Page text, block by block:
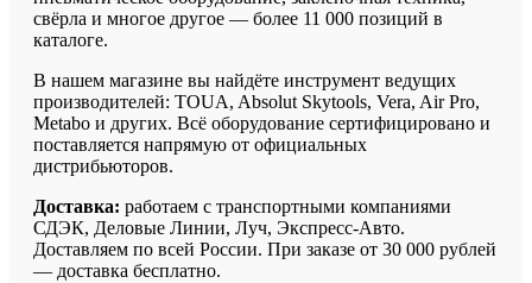
свёрла и многое другое — более 11 000 позиций в
каталоге.
В нашем магазине вы найдёте инструмент ведущих
производителей: TOUA, Absolut Skytools, Vera, Air Pro,
Metabo и других. Всё оборудование сертифицировано и
поставляется напрямую от официальных
дистрибьюторов.
Доставка: работаем с транспортными компаниями
СДЭК, Деловые Линии, Луч, Экспресс-Авто.
Доставляем по всей России. При заказе от 30 000 рублей
— доставка бесплатно.